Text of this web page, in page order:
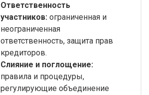
Ответственность
участников: ограниченная и
неограниченная
ответственность, защита прав
кредиторов.
Слияние и поглощение:
правила и процедуры,
регулирующие объединение